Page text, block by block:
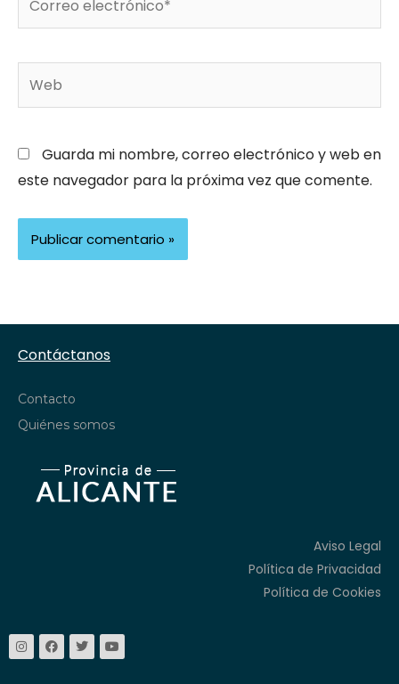
Guarda mi nombre, correo electrónico y web en
este navegador para la próxima vez que comente.
Contáctanos
Contacto
Quiénes somos
Aviso Legal
Política de Privacidad
Política de Cookies
I
n
s
F
a
c
T
w
i
Y
o
u